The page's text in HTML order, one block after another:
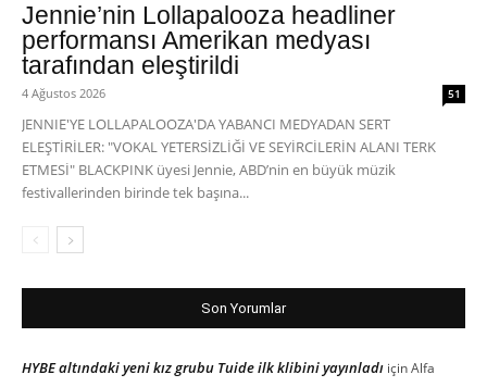
Jennie’nin Lollapalooza headliner
performansı Amerikan medyası
tarafından eleştirildi
4 Ağustos 2026 51
JENNIE'YE LOLLAPALOOZA'DA YABANCI MEDYADAN SERT
ELEŞTİRİLER: "VOKAL YETERSİZLİĞİ VE SEYİRCİLERİN ALANI TERK
ETMESİ" BLACKPINK üyesi Jennie, ABD’nin en büyük müzik
festivallerinden birinde tek başına...
Son Yorumlar
HYBE altındaki yeni kız grubu Tuide ilk klibini yayınladı içinAlfa